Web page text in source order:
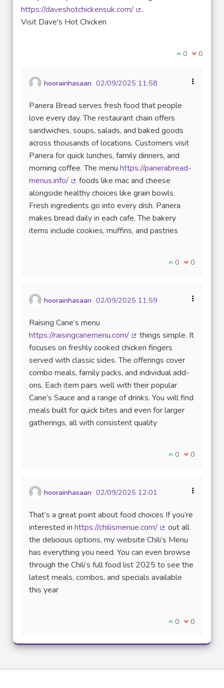
https://daveshotchickensuk.com/
.
Visit Dave's Hot Chicken
Je suis
0 Je ne
0
hoorainhasaan 02/09/2025 11:58
Panera Bread serves fresh food that people
love every day. The restaurant chain offers
sandwiches, soups, salads, and baked goods
across thousands of locations. Customers visit
Panera for quick lunches, family dinners, and
morning coffee. The menu https://panerabread-
menus.info/
(Lien externe)
foods like mac and cheese
alongside healthy choices like grain bowls.
Fresh ingredients go into every dish. Panera
makes bread daily in each cafe. The bakery
items include cookies, muffins, and pastries
Je suis d'accord
0 Je ne suis
0
hoorainhasaan 02/09/2025 11:59
Raising Cane’s menu
https://raisingcanemenu.com/
(Lien externe)
things simple. It
focuses on freshly cooked chicken fingers
served with classic sides. The offerings cover
combo meals, family packs, and individual add-
ons. Each item pairs well with their popular
Cane’s Sauce and a range of drinks. You will find
meals built for quick bites and even for larger
gatherings, all with consistent quality
Je suis d'accord
0 Je ne suis
0
hoorainhasaan 02/09/2025 12:01
That’s a great point about food choices If you’re
interested in https://chilismenue.com/
(Lien externe)
out all
the delicious options, my website Chili’s Menu
has everything you need. You can even browse
through the Chili’s full food list 2025 to see the
latest meals, combos, and specials available
this year
Je suis d'accord
0 Je ne suis
0